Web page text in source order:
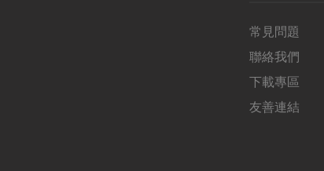
常見問題
聯絡我們
下載專區
友善連結